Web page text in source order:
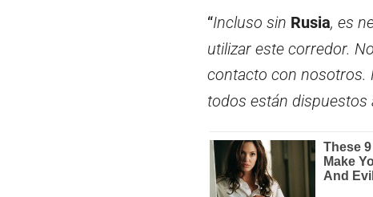
“Incluso sin Rusia, es
utilizar este corredor.
contacto con nosotros.
todos están